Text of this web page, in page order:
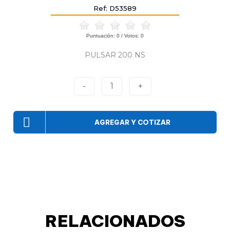
Ref: D53589
Puntuación: 0 / Votos: 0
PULSAR 200 NS
- 1 +
AGREGAR Y COTIZAR
RELACIONADOS